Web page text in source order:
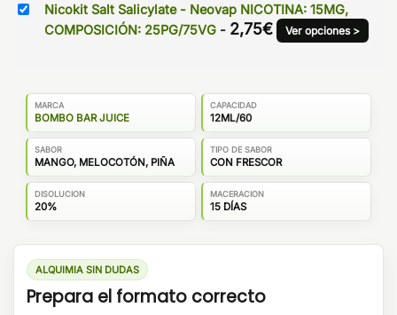
Nicokit Salt Salicylate - Neovap NICOTINA: 15MG,
COMPOSICIÓN: 25PG/75VG - 2,75€ Ver opciones >
MARCA
BOMBO BAR JUICE
CAPACIDAD
12ML/60
SABOR
MANGO, MELOCOTÓN, PIÑA
TIPO DE SABOR
CON FRESCOR
DISOLUCION
20%
MACERACION
15 DÍAS
ALQUIMIA SIN DUDAS
Prepara el formato correcto